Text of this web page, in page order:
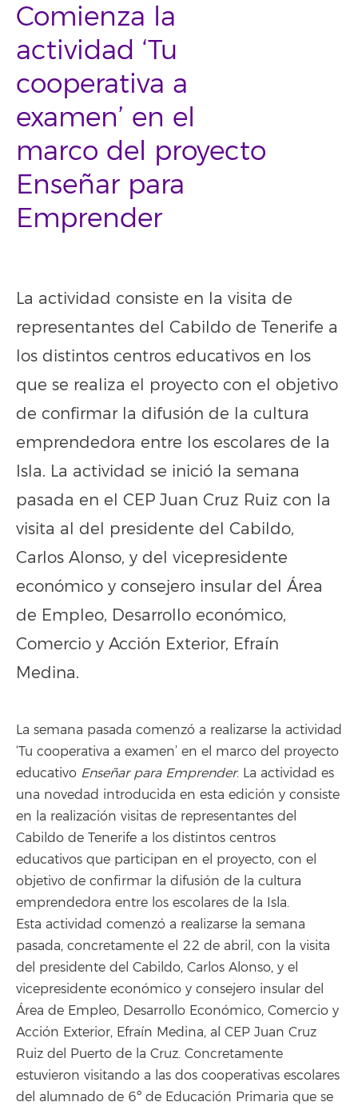
Comienza la
actividad ‘Tu
cooperativa a
examen’ en el
marco del proyecto
Enseñar para
Emprender
La actividad consiste en la visita de
representantes del Cabildo de Tenerife a
los distintos centros educativos en los
que se realiza el proyecto con el objetivo
de confirmar la difusión de la cultura
emprendedora entre los escolares de la
Isla. La actividad se inició la semana
pasada en el CEP Juan Cruz Ruiz con la
visita al del presidente del Cabildo,
Carlos Alonso, y del vicepresidente
económico y consejero insular del Área
de Empleo, Desarrollo económico,
Comercio y Acción Exterior, Efraín
Medina.
La semana pasada comenzó a realizarse la actividad
‘Tu cooperativa a examen’ en el marco del proyecto
educativo Enseñar para Emprender. La actividad es
una novedad introducida en esta edición y consiste
en la realización visitas de representantes del
Cabildo de Tenerife a los distintos centros
educativos que participan en el proyecto, con el
objetivo de confirmar la difusión de la cultura
emprendedora entre los escolares de la Isla.
Esta actividad comenzó a realizarse la semana
pasada, concretamente el 22 de abril, con la visita
del presidente del Cabildo, Carlos Alonso, y el
vicepresidente económico y consejero insular del
Área de Empleo, Desarrollo Económico, Comercio y
Acción Exterior, Efraín Medina, al CEP Juan Cruz
Ruiz del Puerto de la Cruz. Concretamente
estuvieron visitando a las dos cooperativas escolares
del alumnado de 6º de Educación Primaria que se